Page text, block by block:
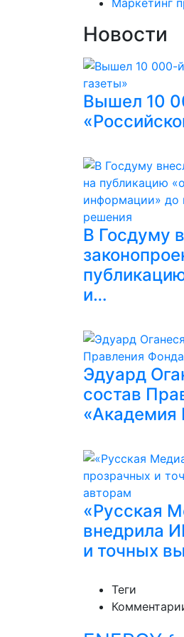
Маркетинг
Новости
Вышел 10
В Госдуму
и…
Эдуард
состав
«Академия
«Русская
внедрила
и точных
Теги